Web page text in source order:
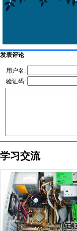
发表评论
用户名:
验证码:
学习交流